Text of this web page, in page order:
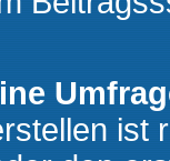
ist